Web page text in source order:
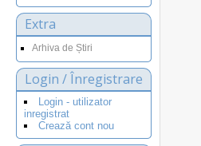
Extra
Arhiva de Știri
Login / Înregistrare
Login - utilizator
inregistrat
Crează cont nou